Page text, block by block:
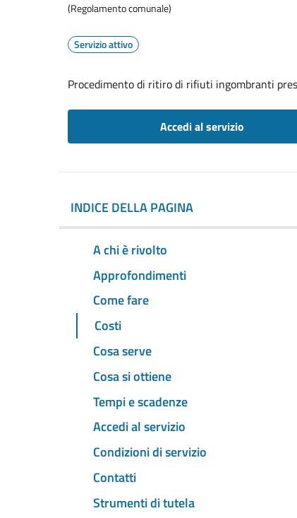
(Regolamento comunale)
Servizio attivo
Procedimento di ritiro di rifiuti ingombranti
Accedi al servizio
INDICE DELLA PAGINA
A chi è rivolto
Approfondimenti
Come fare
Costi
Cosa serve
Cosa si ottiene
Tempi e scadenze
Accedi al servizio
Condizioni di servizio
Contatti
Strumenti di tutela